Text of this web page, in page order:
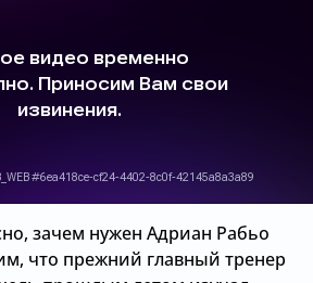
зачем нужен Адриан Рабьо
что прежний главный тренер